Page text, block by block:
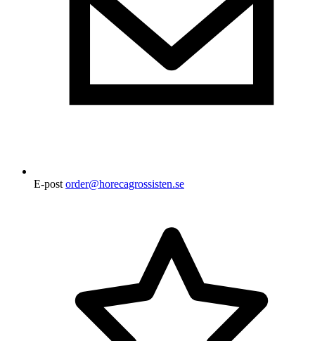
E-post order@horecagrossisten.se